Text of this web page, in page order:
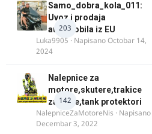
203
Samo_dobra_kola_011:
Uvoz i prodaja
automobila iz EU
Luka9905 · NapisanoOctobar 14,
2024
142
Nalepnice za
motore,skutere,trakice
za felne,tank protektori
NalepniceZaMotoreNis · Napisano
Decembar 3, 2022